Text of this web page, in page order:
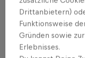
Überraschung zu
trifft sie auf die
– schliesslich
Weltmeisterinnen
Drittanbietern)
Funktionsweise
Gründen sowie
Erlebnisses.